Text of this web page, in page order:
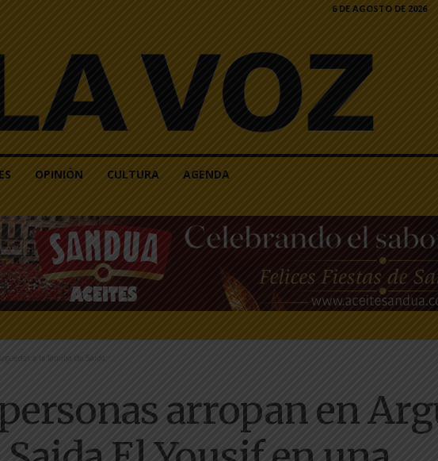
6 DE AGOSTO DE 2026
OPINIÓN CULTURA AGENDA
a la familia de Saida...
arropan en